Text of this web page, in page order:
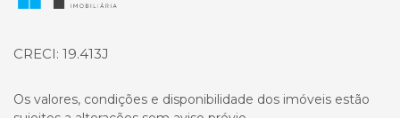
CRECI: 19.413J
Os valores, condições e disponibilidade dos imóveis estão